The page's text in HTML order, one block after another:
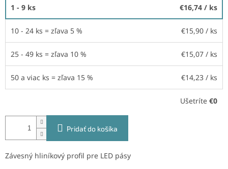
1 - 9 ks €16,74 / ks
10 - 24 ks = zľava 5 % €15,90 / ks
25 - 49 ks = zľava 10 % €15,07 / ks
50 a viac ks = zľava 15 % €14,23 / ks
Ušetríte €0
Pridať do košíka
Závesný hliníkový profil pre LED pásy